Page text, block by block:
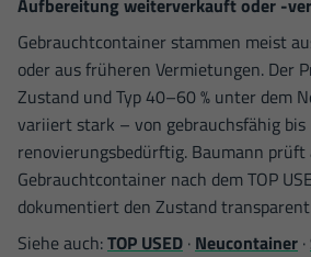
Aufbereitung weiterverkauft oder -
Gebrauchtcontainer stammen meist
oder aus früheren Vermietungen. Der
Zustand und Typ 40–60 % unter dem
variiert stark – von gebrauchsfähig bis
renovierungsbedürftig. Baumann prüft
Gebrauchtcontainer nach dem TOP
dokumentiert den Zustand
Siehe auch:TOP USED · Neucontainer ·